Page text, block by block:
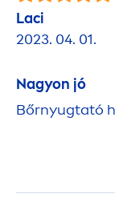
Laci
2023. 04. 01.
Nagyon jó
Bőrnyugtató